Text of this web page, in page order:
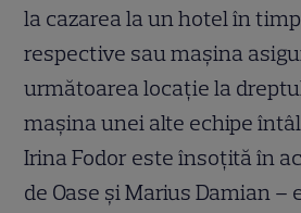
la cazarea la un hotel în
respective sau mașina
următoarea locație la
mașina unei alte echipe
Irina Fodor este însoțită în
de Oase și Marius Damian –